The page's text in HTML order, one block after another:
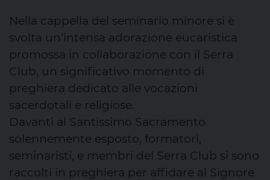
Nella cappella del seminario minore si è
svolta un’intensa adorazione eucaristica
promossa in collaborazione con il Serra
Club, un significativo momento di
preghiera dedicato alle vocazioni
sacerdotali e religiose.
Davanti al Santissimo Sacramento
solennemente esposto, formatori,
seminaristi, e membri del Serra Club si sono
raccolti in preghiera per affidare al Signore